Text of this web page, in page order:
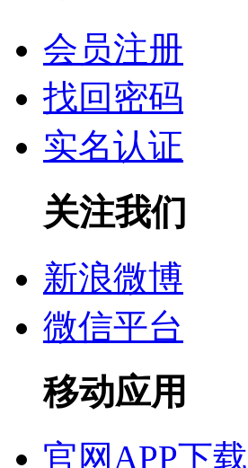
会员注册
找回密码
实名认证
关注我们
新浪微博
微信平台
移动应用
官网APP下载